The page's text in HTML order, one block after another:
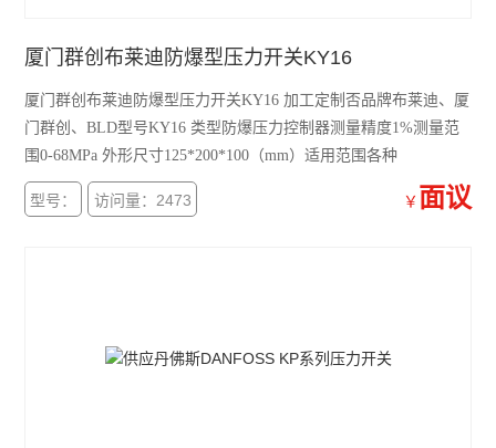
厦门群创布莱迪防爆型压力开关KY16
厦门群创布莱迪防爆型压力开关KY16 加工定制否品牌布莱迪、厦
门群创、BLD型号KY16 类型防爆压力控制器测量精度1%测量范
围0-68MPa 外形尺寸125*200*100（mm）适用范围各种
型号： 访问量：2473 ￥ 面议